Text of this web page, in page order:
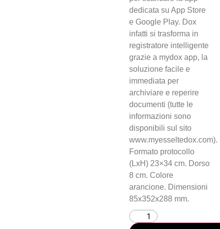
dedicata su App Store
e Google Play. Dox
infatti si trasforma in
registratore intelligente
grazie a mydox app, la
soluzione facile e
immediata per
archiviare e reperire
documenti (tutte le
informazioni sono
disponibili sul sito
www.myesseltedox.com).
Formato protocollo
(LxH) 23×34 cm. Dorso
8 cm. Colore
arancione. Dimensioni
85x352x288 mm.